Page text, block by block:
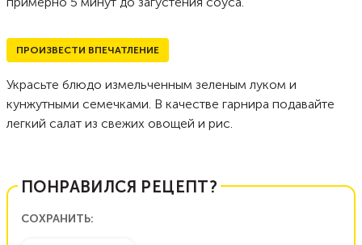
ПРОИЗВЕСТИ ВПЕЧАТЛЕНИЕ
Украсьте блюдо измельченным зеленым луком и
кунжутными семечками. В качестве гарнира подавайте
легкий салат из свежих овощей и рис.
ПОНРАВИЛСЯ РЕЦЕПТ?
СОХРАНИТЬ: